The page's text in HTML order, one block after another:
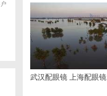
武汉配眼镜 上海配眼镜